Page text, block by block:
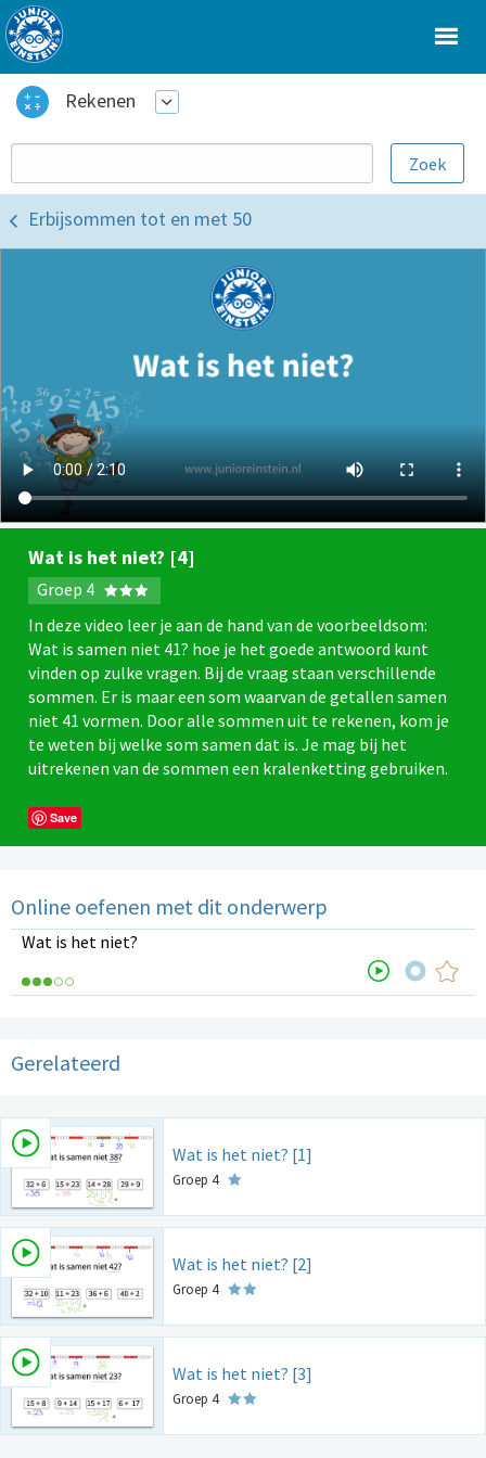
Rekenen
Erbijsommen tot en met 50
Wat is het niet? [4]
Groep 4
In deze video leer je aan de hand van de voorbeeldsom:
Wat is samen niet 41? hoe je het goede antwoord kunt
vinden op zulke vragen. Bij de vraag staan verschillende
sommen. Er is maar een som waarvan de getallen samen
niet 41 vormen. Door alle sommen uit te rekenen, kom je
te weten bij welke som samen dat is. Je mag bij het
uitrekenen van de sommen een kralenketting gebruiken.
Save
Online oefenen met dit onderwerp
Wat is het niet?
Gerelateerd
Wat is het niet? [1]
Groep 4
Wat is het niet? [2]
Groep 4
Wat is het niet? [3]
Groep 4